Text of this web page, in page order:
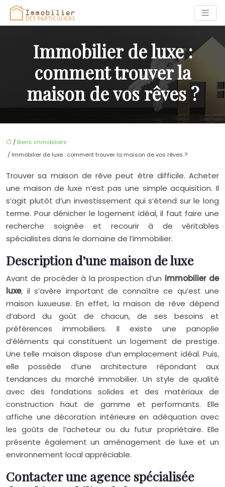
Immobilier de luxe :
comment trouver la
maison de vos rêves ?
/ Biens immobiliers
/ Immobilier de luxe : comment trouver la maison de vos rêves ?
Trouver sa maison de rêve peut être difficile. Acheter
une maison de luxe n’est pas une simple acquisition. Il
s’agit plutôt d’un investissement qui s’étend sur le long
terme. Pour dénicher le logement idéal, il faut faire une
recherche soignée et recourir à de véritables
spécialistes dans le domaine de l’immobilier.
Description d’une maison de luxe
Avant de procéder à la prospection d’un immobilier de
luxe, il s’avère important de connaître ce qu’est une
maison luxueuse. En effet, la maison de rêve dépend
d’abord du goût de chacun, de ses besoins et
préférences immobiliers. Il existe une panoplie
d’éléments qui constituent un logement de prestige.
Une telle maison dispose d’un emplacement idéal. Puis,
elle possède d’une architecture répondant aux
tendances du marché immobilier. Un style de qualité
avec des fondations solides et des matériaux de
construction haut de gamme et performants. Elle
affiche une décoration intérieure en adéquation avec
les goûts de l’acheteur ou du futur propriétaire. Elle
présente également un aménagement de luxe et un
environnement local appréciable.
Contacter une agence spécialisée